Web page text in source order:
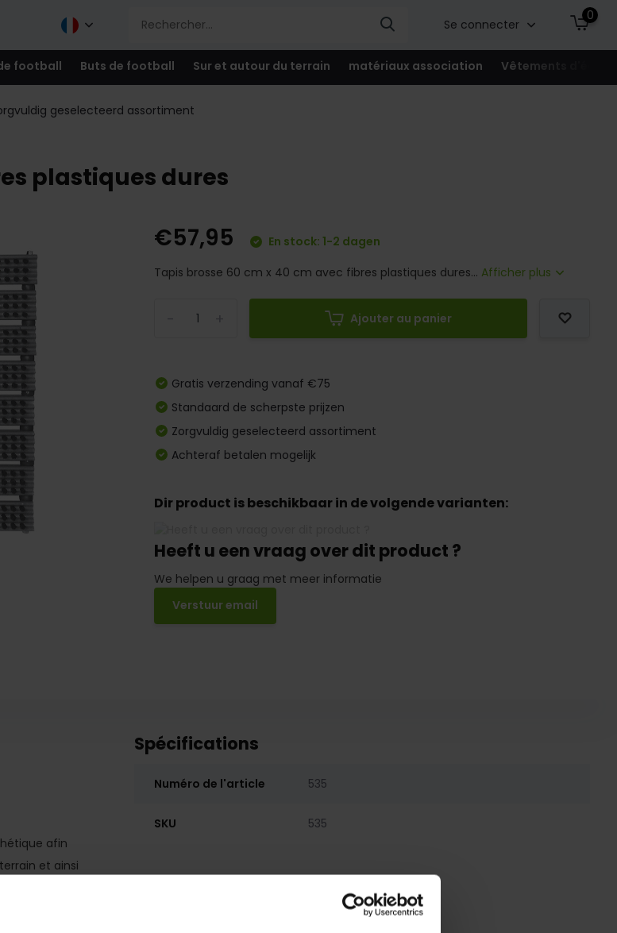
Se connecter
0
football Buts de football Sur et autour du terrain matériaux association Vêtements
geselecteerd assortiment
plastiques dures
€57,95
En stock: 1-2 dagen
Tapis brosse 60 cm x 40 cm avec fibres plastiques dures... Afficher plus
Ajouter au panier
Gratis verzending vanaf €75
Standaard de scherpste prijzen
Zorgvuldig geselecteerd assortiment
Achteraf betalen mogelijk
Dir product is beschikbaar in de volgende varianten:
Heeft u een vraag over dit product ?
We helpen u graag met meer informatie
Verstuur email
afin
et ainsi
Spécifications
Numéro de l'article 535
SKU 535